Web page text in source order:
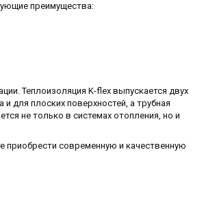
преимущества:
Теплоизоляция K-flex выпускается двух
для плоских поверхностей, а трубная
не только в системах отопления, но и
приобрести современную и качественную